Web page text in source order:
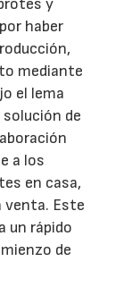
y
haber
mediante
el lema
de
a los
en casa,
venta. Este
un rápido
de